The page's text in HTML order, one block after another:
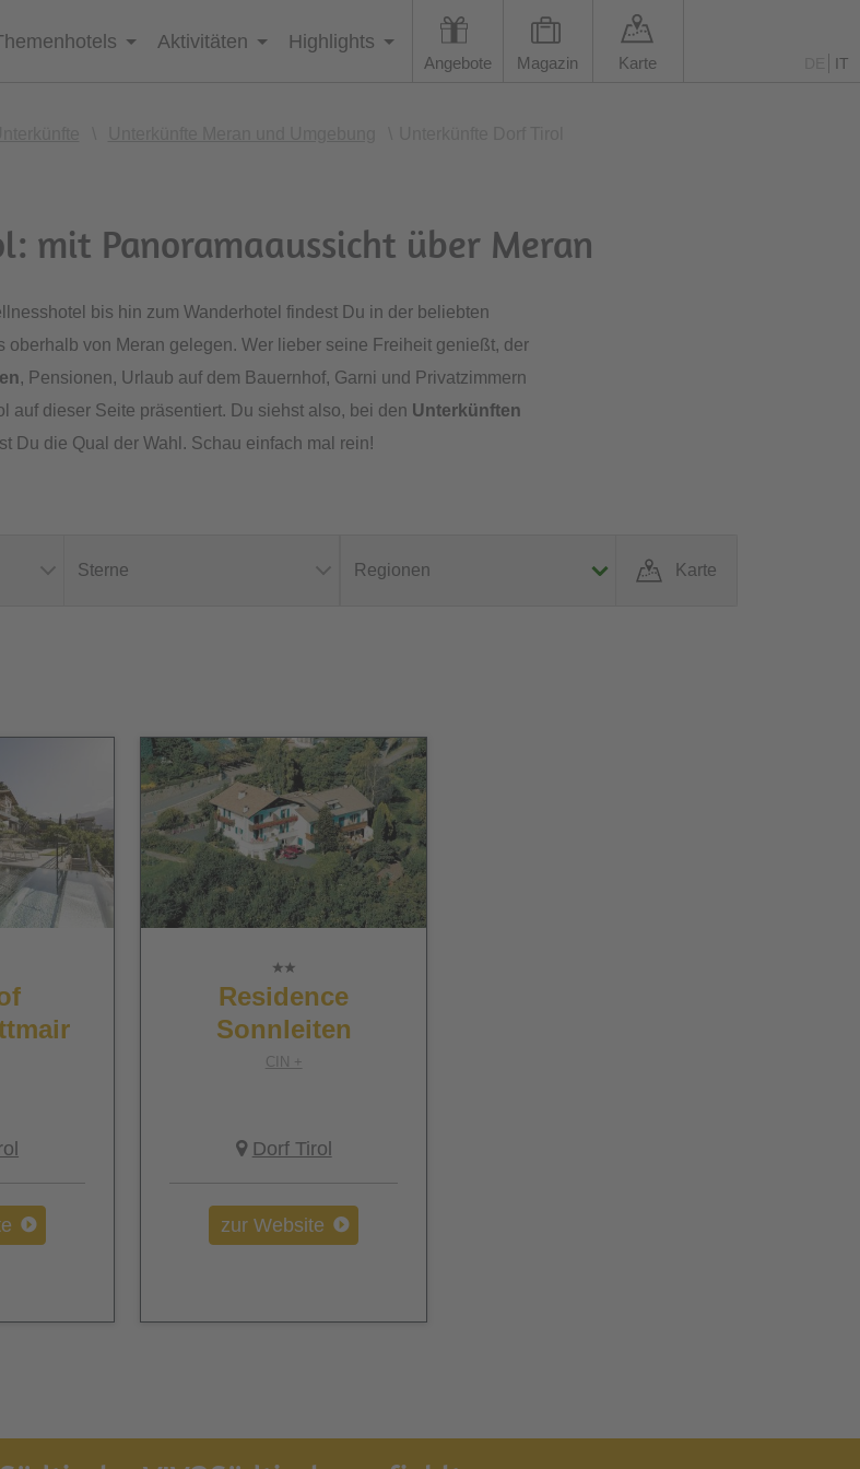
Aktivitäten Highlights
Angebote Magazin Karte IT
mit Panoramaaussicht über Meran
bis hin zum Wanderhotel findest Du in der beliebten
oberhalb von Meran gelegen. Wer lieber seine Freiheit genießt, der
, Pensionen, Urlaub auf dem Bauernhof, Garni und Privatzimmern
auf dieser Seite präsentiert. Du siehst also, bei den Unterkünften
Du die Qual der Wahl. Schau einfach mal rein!
Sterne Regionen Karte
Residence
Sonnleiten
CIN +
Dorf Tirol
zur Website